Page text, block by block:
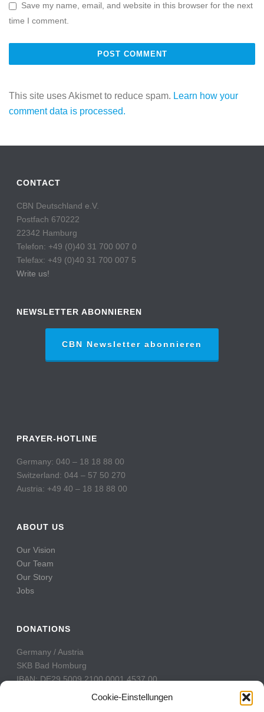
Cookie-Einstellungen
Save my name, email, and website in this browser for the next
time I comment.
This site uses Akismet to reduce spam. Learn how your
comment data is processed.
CONTACT
CBN Deutschland e.V.
Postfach 670222
22342 Hamburg
Telefon: +49 (0)40 31 700 007 0
Telefax: +49 (0)40 31 700 007 5
Write us!
NEWSLETTER ABONNIEREN
CBN Newsletter abonnieren
PRAYER-HOTLINE
Germany: 040 – 18 18 88 00
Switzerland: 044 – 57 50 270
Austria: +49 40 – 18 18 88 00
ABOUT US
Our Vision
Our Team
Our Story
Jobs
DONATIONS
Germany / Austria
SKB Bad Homburg
IBAN: DE29 5009 2100 0001 4537 00
BIC: GENODE51BH2